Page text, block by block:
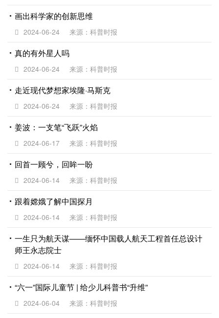
画出科学家的创新思维
2024-06-24 来源：科普时报
真的有外星人吗
2024-06-24 来源：科普时报
走近现代梦想家埃隆·马斯克
2024-06-24 来源：科普时报
姜波：一支笔“飞跃”火焰
2024-06-17 来源：科普时报
回首一顾兮，回眸一盼
2024-06-14 来源：科普时报
跟着嫦娥了解中国探月
2024-06-14 来源：科普时报
一生只为航天谋——缅怀中国载人航天工程首任总设计
师王永志院士
2024-06-14 来源：科普时报
“六一”国际儿童节 | 给少儿科普书“升维”
2024-06-04 来源：科普时报